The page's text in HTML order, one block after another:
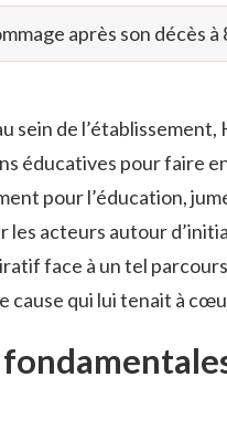
après son décès à
sein de
éducatives pour faire
pour l’éducation,
les acteurs autour
face à un tel
cause qui lui tenait à